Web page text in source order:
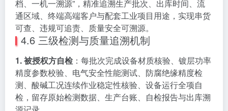
档、一机一溯源”，精准追溯生产批次、出库时间、流
通区域、终端高端客户与配套工业项目用途，实现串货
可查、违规可追责、质量安全可溯源。
4.6 三级检测与质量追溯机制
1. 被授权方自检：每批次完成设备材质核验、镀层功率
精度参数校验、电气安全性能测试、防腐绝缘精度检
测、酸碱工况连续作业稳定性核验、设备运行全项自
检，留存原始检测数据、生产台账、自检报告与出库溯